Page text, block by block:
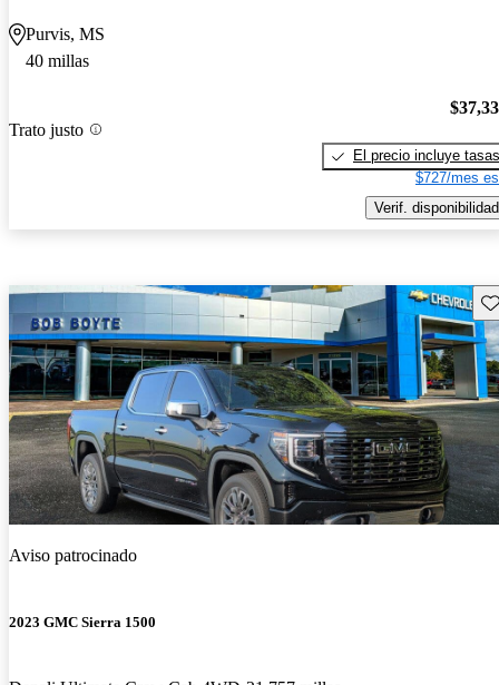
Purvis, MS
40 millas
Trato justo
El precio incluye tasas
$727/mes
Verif. disponibilidad
Aviso patrocinado
2023 GMC Sierra 1500